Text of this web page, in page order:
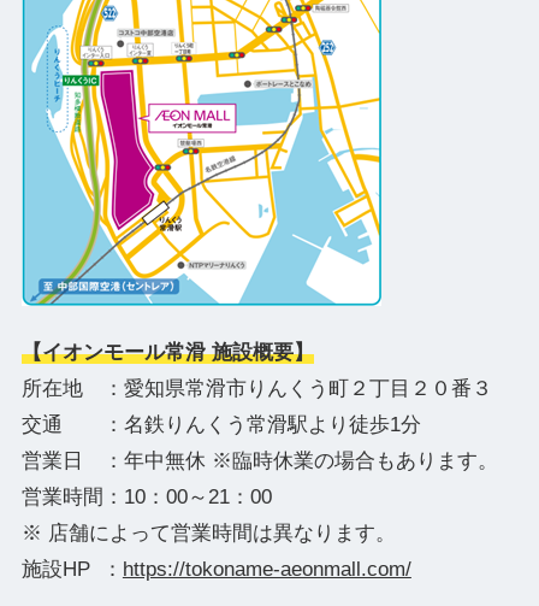
【イオンモール常滑 施設概要】
所在地 ：愛知県常滑市りんくう町２丁目２０番３
交通 ：名鉄りんくう常滑駅より徒歩1分
営業日 ：年中無休 ※臨時休業の場合もあります。
営業時間：10：00～21：00
※ 店舗によって営業時間は異なります。
施設HP ： https://tokoname-aeonmall.com/